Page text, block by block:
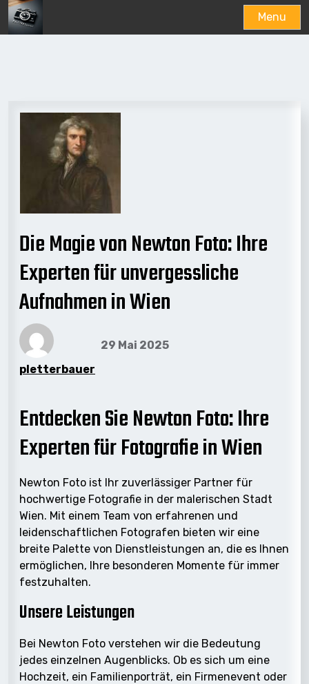
Menu
Die Magie von Newton Foto: Ihre
Experten für unvergessliche
Aufnahmen in Wien
pletterbauer
29 Mai 2025
Entdecken Sie Newton Foto: Ihre
Experten für Fotografie in Wien
Newton Foto ist Ihr zuverlässiger Partner für
hochwertige Fotografie in der malerischen Stadt
Wien. Mit einem Team von erfahrenen und
leidenschaftlichen Fotografen bieten wir eine
breite Palette von Dienstleistungen an, die es Ihnen
ermöglichen, Ihre besonderen Momente für immer
festzuhalten.
Unsere Leistungen
Bei Newton Foto verstehen wir die Bedeutung
jedes einzelnen Augenblicks. Ob es sich um eine
Hochzeit, ein Familienporträt, ein Firmenevent oder